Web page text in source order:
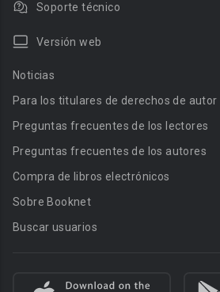
Soporte técnico
Versión web
Noticias
Para los titulares de derechos de autor
Preguntas frecuentes de los lectores
Preguntas frecuentes de los autores
Compra de libros electrónicos
Sobre Booknet
Buscar usuarios